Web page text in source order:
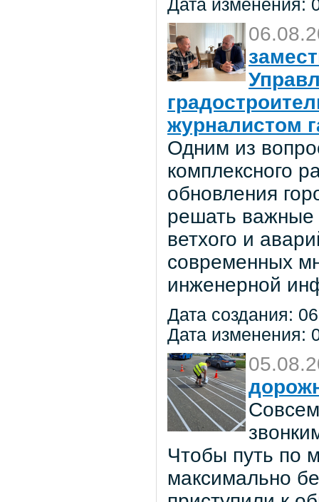
Дата изменения:
журналистом
Одним из
комплексного
обновления
решать важные
ветхого и
современных
инженерной
Дата создания:
Дата изменения:
Чтобы путь по
максимально